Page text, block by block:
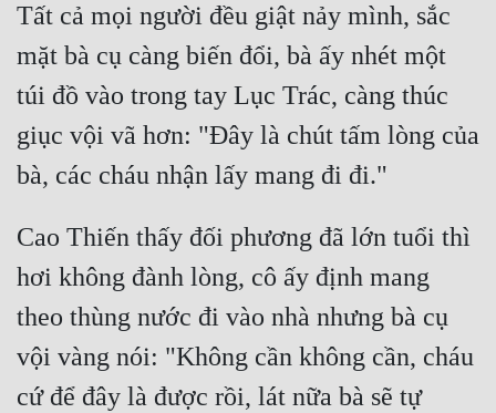
Sủng
Thanh Xuân
Tiên Hiệp
Tiểu Thuyết
Trinh Thám
Triều Đấu
Trùng Sinh
Trọng Sinh
Tu Chân
Tất cả mọi người đều giật nảy mình, sắc
mặt bà cụ càng biến đổi, bà ấy nhét một
túi đồ vào trong tay Lục Trác, càng thúc
giục vội vã hơn: "Đây là chút tấm lòng của
bà, các cháu nhận lấy mang đi đi."
Cao Thiến thấy đối phương đã lớn tuổi thì
hơi không đành lòng, cô ấy định mang
theo thùng nước đi vào nhà nhưng bà cụ
vội vàng nói: "Không cần không cần, cháu
cứ để đây là được rồi, lát nữa bà sẽ tự